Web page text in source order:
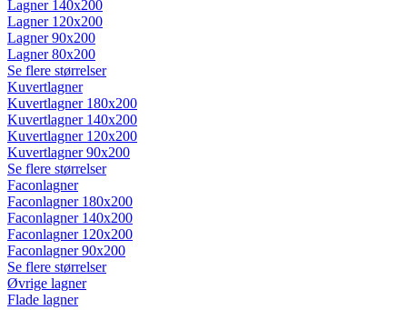
Lagner 140x200
Lagner 120x200
Lagner 90x200
Lagner 80x200
Se flere størrelser
Kuvertlagner
Kuvertlagner 180x200
Kuvertlagner 140x200
Kuvertlagner 120x200
Kuvertlagner 90x200
Se flere størrelser
Faconlagner
Faconlagner 180x200
Faconlagner 140x200
Faconlagner 120x200
Faconlagner 90x200
Se flere størrelser
Øvrige lagner
Flade lagner